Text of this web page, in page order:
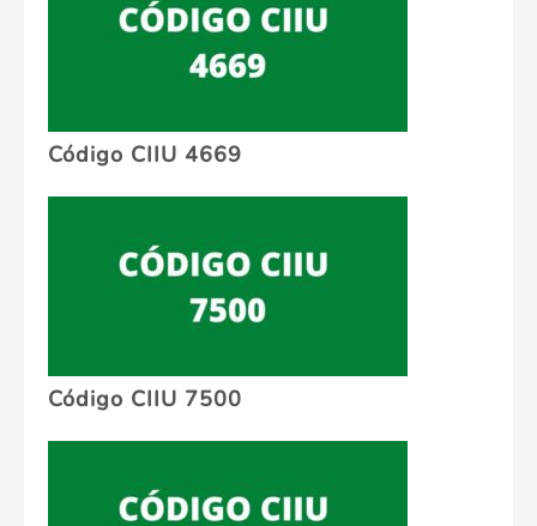
Código CIIU 4669
Código CIIU 7500